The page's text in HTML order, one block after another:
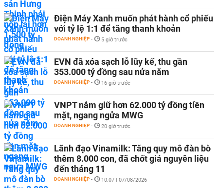
Điện Máy Xanh muốn phát hành cổ phiếu
với tỷ lệ 1:1 để tăng thanh khoản
DOANH NGHIỆP - 5 giờ trước
EVN đã xóa sạch lỗ lũy kế, thu gần
353.000 tỷ đồng sau nửa năm
DOANH NGHIỆP - 16 giờ trước
VNPT nắm giữ hơn 62.000 tỷ đồng tiền
mặt, ngang ngửa MWG
DOANH NGHIỆP - 20 giờ trước
Lãnh đạo Vinamilk: Tăng quy mô đàn bò
thêm 8.000 con, đã chốt giá nguyên liệu
đến tháng 11
DOANH NGHIỆP - 10:07 | 07/08/2026